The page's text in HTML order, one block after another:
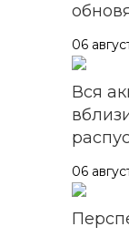
06
Вся
06